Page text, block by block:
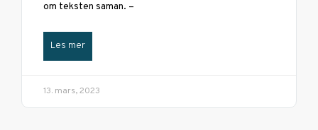
om teksten saman. –
Les mer
13. mars, 2023